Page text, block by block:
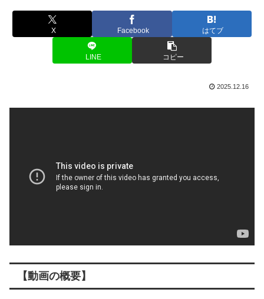
X Facebook はてブ
LINE コピー
2025.12.16
【動画の概要】